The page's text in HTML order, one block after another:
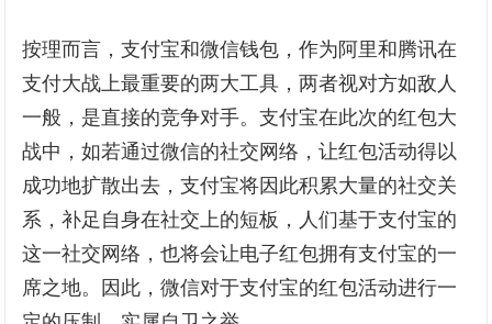
按理而言，支付宝和微信钱包，作为阿里和腾讯在
支付大战上最重要的两大工具，两者视对方如敌人
一般，是直接的竞争对手。支付宝在此次的红包大
战中，如若通过微信的社交网络，让红包活动得以
成功地扩散出去，支付宝将因此积累大量的社交关
系，补足自身在社交上的短板，人们基于支付宝的
这一社交网络，也将会让电子红包拥有支付宝的一
席之地。因此，微信对于支付宝的红包活动进行一